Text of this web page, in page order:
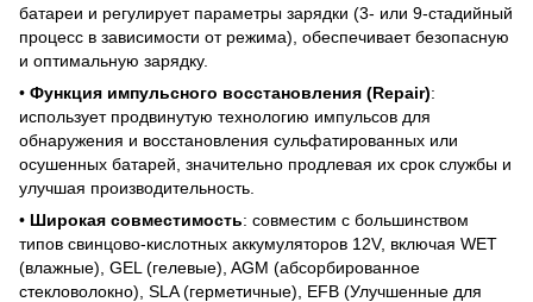
батареи и регулирует параметры зарядки (3- или 9-стадийный
процесс в зависимости от режима), обеспечивает безопасную
и оптимальную зарядку.
• Функция импульсного восстановления (Repair):
использует продвинутую технологию импульсов для
обнаружения и восстановления сульфатированных или
осушенных батарей, значительно продлевая их срок службы и
улучшая производительность.
• Широкая совместимость: совместим с большинством
типов свинцово-кислотных аккумуляторов 12V, включая WET
(влажные), GEL (гелевые), AGM (абсорбированное
стекловолокно), SLA (герметичные), EFB (Улучшенные для